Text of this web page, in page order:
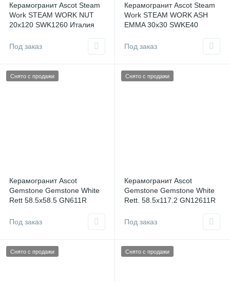
Керамогранит Ascot Steam
Work STEAM WORK NUT
20x120 SWK1260 Италия
Под заказ
Керамогранит Ascot Steam
Work STEAM WORK ASH
EMMA 30x30 SWKE40
Под заказ
Снято с продажи
Керамогранит Ascot
Gemstone Gemstone White
Rett 58.5x58.5 GN611R
Под заказ
Снято с продажи
Керамогранит Ascot
Gemstone Gemstone White
Rett. 58.5x117.2 GN12611R
Под заказ
Снято с продажи Снято с продажи